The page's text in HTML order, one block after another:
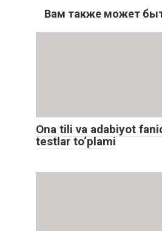
Вам также может
Ona tili va adabiyot
testlar to‘plami